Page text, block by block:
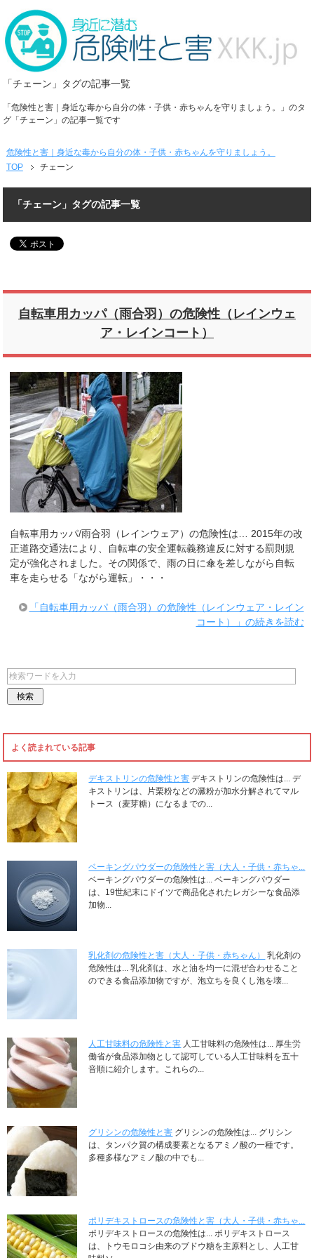
「チェーン」タグの記事一覧
「危険性と害｜身近な毒から自分の体・子供・赤ちゃんを守りましょう。」のタ
グ「チェーン」の記事一覧です
危険性と害｜身近な毒から自分の体・子供・赤ちゃんを守りましょう。
TOP
チェーン
「チェーン」タグの記事一覧
自転車用カッパ（雨合羽）の危険性（レインウェ
ア・レインコート）
自転車用カッパ/雨合羽（レインウェア）の危険性は… 2015年の改
正道路交通法により、自転車の安全運転義務違反に対する罰則規
定が強化されました。その関係で、雨の日に傘を差しながら自転
車を走らせる「ながら運転」・・・
「自転車用カッパ（雨合羽）の危険性（レインウェア・レイン
コート）」の続きを読む
よく読まれている記事
デキストリンの危険性と害 デキストリンの危険性は... デ
キストリンは、片栗粉などの澱粉が加水分解されてマル
トース（麦芽糖）になるまでの...
ベーキングパウダーの危険性と害（大人・子供・赤ちゃ...
ベーキングパウダーの危険性は... ベーキングパウダー
は、19世紀末にドイツで商品化されたレガシーな食品添
加物...
乳化剤の危険性と害（大人・子供・赤ちゃん）
乳化剤の
危険性は... 乳化剤は、水と油を均一に混ぜ合わせること
のできる食品添加物ですが、泡立ちを良くし泡を壊...
人工甘味料の危険性と害 人工甘味料の危険性は... 厚生労
働省が食品添加物として認可している人工甘味料を五十
音順に紹介します。これらの...
グリシンの危険性と害 グリシンの危険性は... グリシン
は、タンパク質の構成要素となるアミノ酸の一種です。
多種多様なアミノ酸の中でも...
ポリデキストロースの危険性と害（大人・子供・赤ちゃ...
ポリデキストロースの危険性は... ポリデキストロース
は、トウモロコシ由来のブドウ糖を主原料とし、人工甘